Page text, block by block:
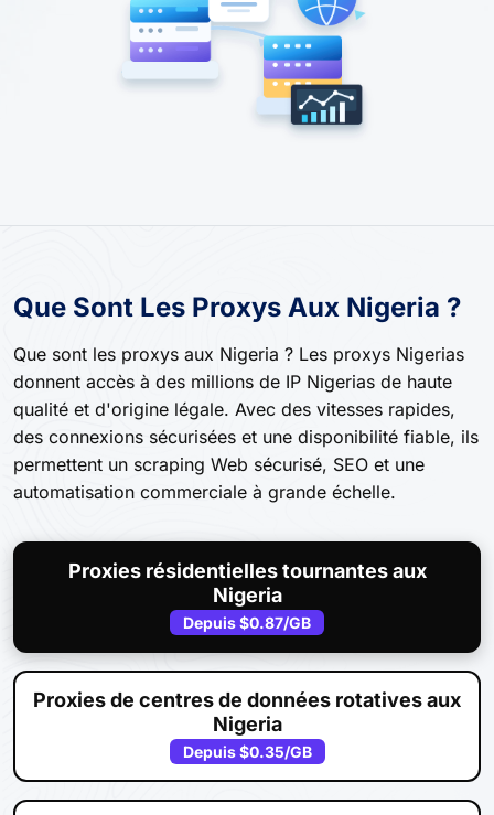
Que Sont Les Proxys Aux Nigeria ?
Que sont les proxys aux Nigeria ? Les proxys Nigerias
donnent accès à des millions de IP Nigerias de haute
qualité et d'origine légale. Avec des vitesses rapides,
des connexions sécurisées et une disponibilité fiable, ils
permettent un scraping Web sécurisé, SEO et une
automatisation commerciale à grande échelle.
Proxies résidentielles tournantes aux
Nigeria
Depuis$0.87/GB
Proxies de centres de données rotatives aux
Nigeria
Depuis$0.35/GB